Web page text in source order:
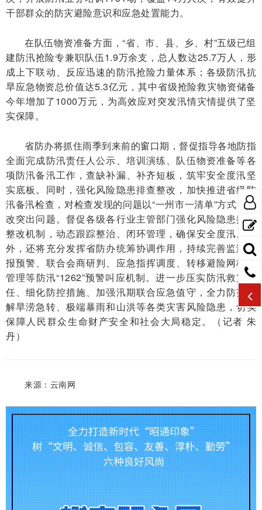
干部群众的防灾避险意识和应急处置能力。
在队伍物资准备方面，“省、市、县、乡、村”五级已组
建防汛抢险专兼职队伍1.9万余支，总人数达25.7万人，形
成上下联动、反应迅速的防汛抢险力量体系；各级防汛抗
旱应急物资总价值达5.3亿元，其中省级抢险救灾物资储备
今年增加了1000万元，为高效应对突发汛情灾情提供了坚
实保障。
省防办将抓住雨季到来前的窗口期，督促指导各地防指
全面完成防汛责任人公示、培训演练、队伍物资准备等各
项防汛备汛工作，查缺补漏、补齐短板，筑牢安全度汛坚
实底板。同时，强化风险隐患排查整改，加快推进省级防
汛备汛检查，对检查发现的问题以“一州市一清单”方式，整
改突出问题。督促各级各行业主管部门强化风险隐患排查
整改机制，动态跟踪整治、闭环管理，确保安全度汛。此
外，还将充分发挥省防办统筹协调作用，持续完善监测预
报预警、联合会商研判、应急指挥调度、转移避险网格化
管理等防汛“1262”预警叫应机制。进一步压实防汛救灾责
任、细化防控措施、加强汛期联合应急值守，全力防范化
解旱涝急转、极端暴雨和山洪等各类灾害风险隐患，切实
保障人民群众生命财产安全和社会大局稳定。（记者 朱
丹）
来源：云南网